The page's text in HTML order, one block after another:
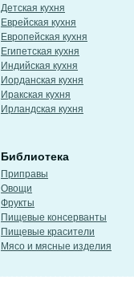
Детская кухня
Еврейская кухня
Европейская кухня
Египетская кухня
Индийская кухня
Иорданская кухня
Иракская кухня
Ирландская кухня
Библиотека
Приправы
Овощи
Фрукты
Пищевые консерванты
Пищевые красители
Мясо и мясные изделия